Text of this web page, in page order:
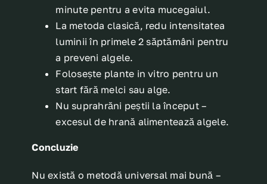
minute pentru a evita mucegaiul.
La metoda clasică, redu intensitatea
luminii în primele 2 săptămâni pentru
a preveni algele.
Folosește plante in vitro pentru un
start fără melci sau alge.
Nu suprahrăni peștii la început –
excesul de hrană alimentează algele.
Concluzie
Nu există o metodă universal mai bună –